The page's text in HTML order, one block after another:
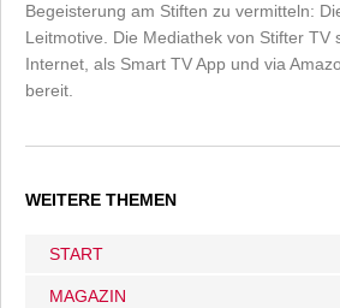
Begeisterung am Stiften zu vermitteln:
Leitmotive. Die Mediathek von Stifter TV
Internet, als Smart TV App und via
bereit.
WEITERE THEMEN
START
MAGAZIN